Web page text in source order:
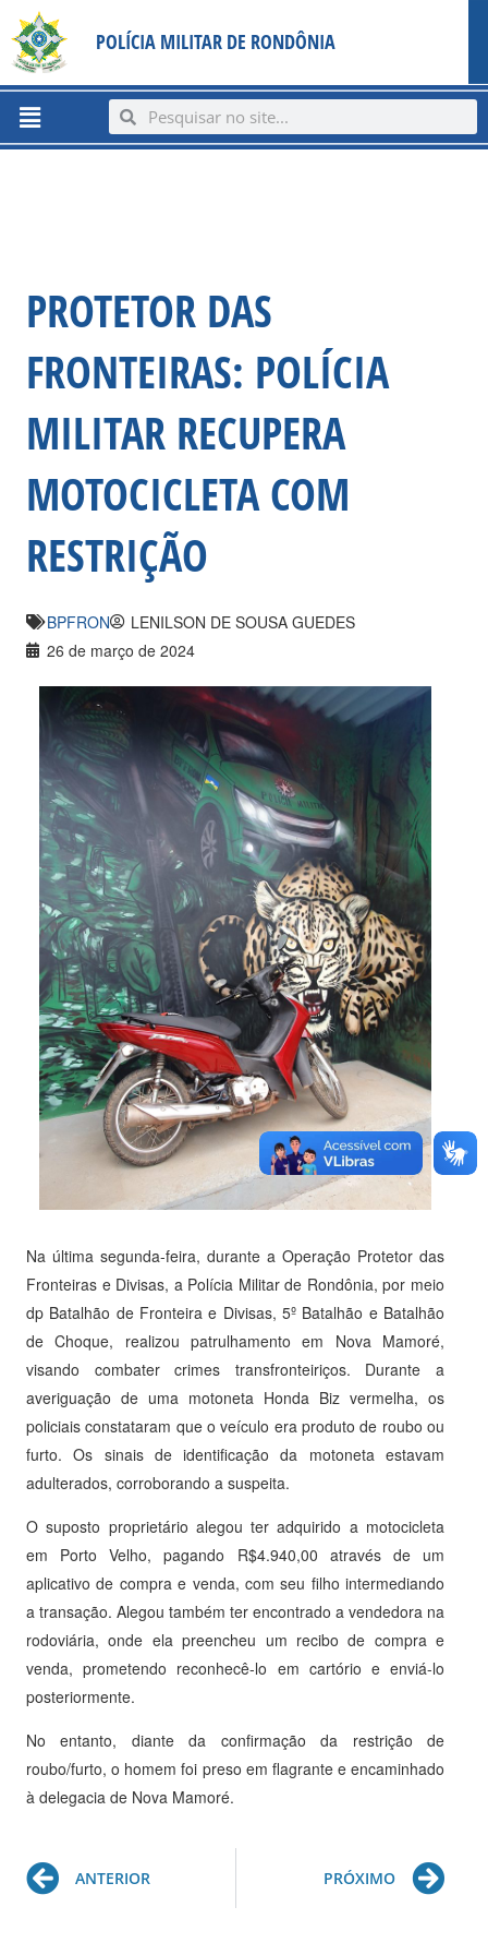
content
para
conteúdo
POLÍCIA MILITAR DE RONDÔNIA
Menu SearchSearch
PROTETOR DAS
FRONTEIRAS: POLÍCIA
MILITAR RECUPERA
MOTOCICLETA COM
RESTRIÇÃO
BPFRON
LENILSON DE SOUSA GUEDES
26 de março de 2024
Na última segunda-feira, durante a Operação Protetor das
Fronteiras e Divisas, a Polícia Militar de Rondônia, por meio
dp Batalhão de Fronteira e Divisas, 5º Batalhão e Batalhão
de Choque, realizou patrulhamento em Nova Mamoré,
visando combater crimes transfronteiriços. Durante a
averiguação de uma motoneta Honda Biz vermelha, os
policiais constataram que o veículo era produto de roubo ou
furto. Os sinais de identificação da motoneta estavam
adulterados, corroborando a suspeita.
O suposto proprietário alegou ter adquirido a motocicleta
em Porto Velho, pagando R$4.940,00 através de um
aplicativo de compra e venda, com seu filho intermediando
a transação. Alegou também ter encontrado a vendedora na
rodoviária, onde ela preencheu um recibo de compra e
venda, prometendo reconhecê-lo em cartório e enviá-lo
posteriormente.
No entanto, diante da confirmação da restrição de
roubo/furto, o homem foi preso em flagrante e encaminhado
à delegacia de Nova Mamoré.
Prev
ANTERIOR PRÓXIMO